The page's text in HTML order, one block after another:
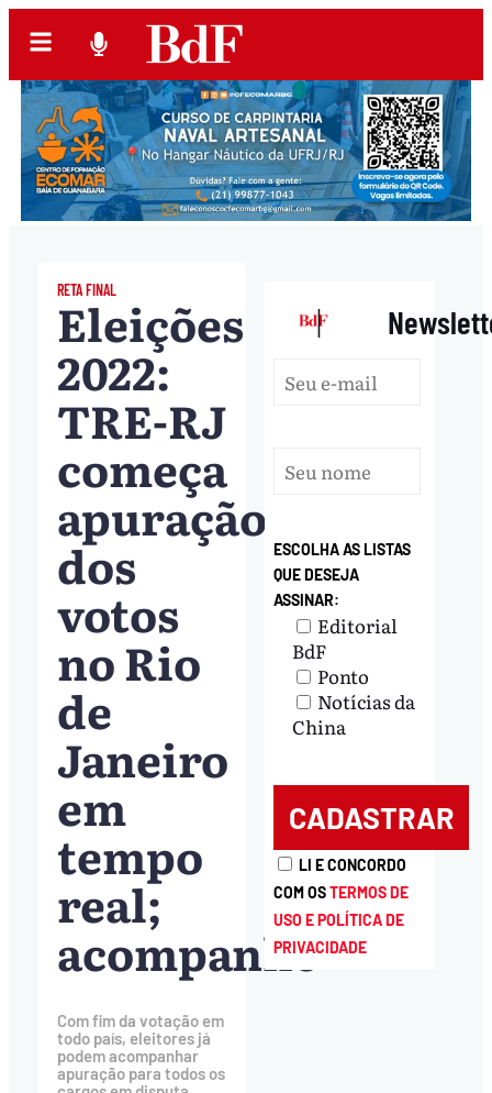
RETA FINAL
Eleições
2022:
TRE-RJ
começa
apuração
dos
votos
no Rio
de
Janeiro
em
tempo
real;
acompanhe
Com fim da votação em
todo país, eleitores já
podem acompanhar
apuração para todos os
|
ESCOLHA AS LISTAS
QUE DESEJA
ASSINAR:
Editorial
BdF
Ponto
Notícias da
China
LI E CONCORDO
COM OSTERMOS DE
USO E POLÍTICA DE
PRIVACIDADE